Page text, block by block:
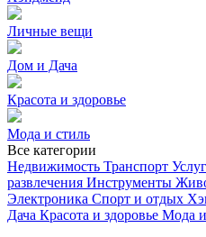
Личные вещи
Дом и Дача
Красота и здоровье
Мода и стиль
Все категории
Недвижимость Транспорт
развлечения Инструменты
Электроника Спорт и отдых
Дача Красота и здоровье Мода